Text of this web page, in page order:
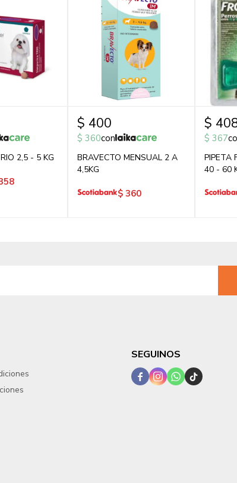
2,5 - 5 KG
$ 400
$ 360con
BRAVECTO MENSUAL 2 A
4,5KG
$ 360
$
$ 367
PIPETA
40 - 60
SEGUINOS
   